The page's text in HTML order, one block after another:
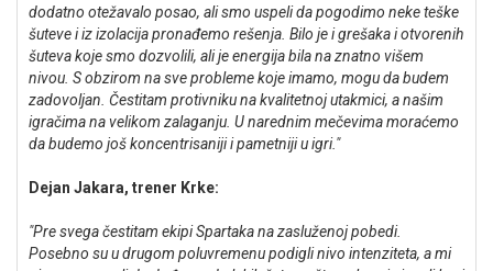
dodatno otežavalo posao, ali smo uspeli da pogodimo neke teške
šuteve i iz izolacija pronađemo rešenja. Bilo je i grešaka i otvorenih
šuteva koje smo dozvolili, ali je energija bila na znatno višem
nivou. S obzirom na sve probleme koje imamo, mogu da budem
zadovoljan. Čestitam protivniku na kvalitetnoj utakmici, a našim
igračima na velikom zalaganju. U narednim mečevima moraćemo
da budemo još koncentrisaniji i pametniji u igri."
Dejan Jakara, trener Krke:
"Pre svega čestitam ekipi Spartaka na zasluženoj pobedi.
Posebno su u drugom poluvremenu podigli nivo intenziteta, a mi